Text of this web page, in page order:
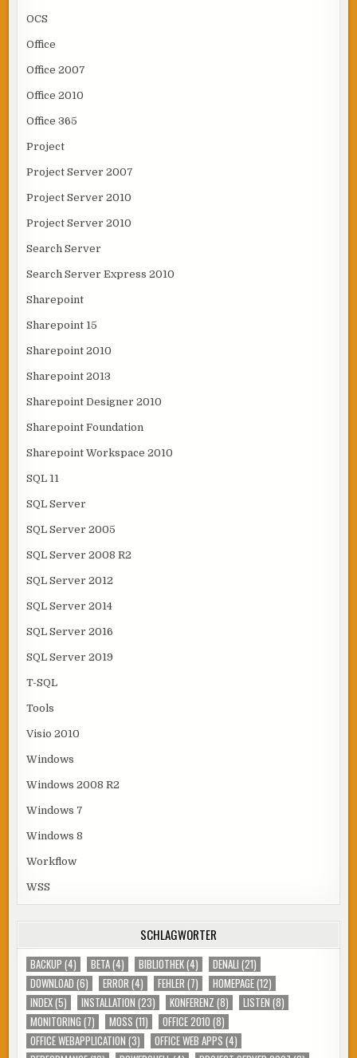
OCS
Office
Office 2007
Office 2010
Office 365
Project
Project Server 2007
Project Server 2010
Project Server 2010
Search Server
Search Server Express 2010
Sharepoint
Sharepoint 15
Sharepoint 2010
Sharepoint 2013
Sharepoint Designer 2010
Sharepoint Foundation
Sharepoint Workspace 2010
SQL 11
SQL Server
SQL Server 2005
SQL Server 2008 R2
SQL Server 2012
SQL Server 2014
SQL Server 2016
SQL Server 2019
T-SQL
Tools
Visio 2010
Windows
Windows 2008 R2
Windows 7
Windows 8
Workflow
WSS
SCHLAGWÖRTER
BACKUP (4) BETA(4) BIBLIOTHEK(4) DENALI (21)
DOWNLOAD (6) ERROR (4) FEHLER (7) HOMEPAGE(12)
INDEX(5) INSTALLATION (23) KONFERENZ (8) LISTEN (8)
MONITORING (7) MOSS (11) OFFICE 2010 (8)
OFFICE WEBAPPLICATION (3) OFFICE WEB APPS (4)